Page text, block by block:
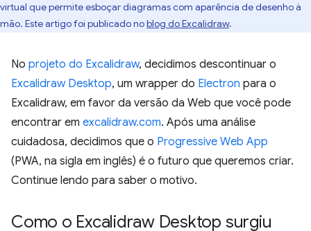
virtual que permite esboçar diagramas com aparência de desenho à
mão. Este artigo foi publicado noblog do Excalidraw.
No projeto do Excalidraw, decidimos descontinuar o
Excalidraw Desktop, um wrapper do Electron para o
Excalidraw, em favor da versão da Web que você pode
encontrar em excalidraw.com. Após uma análise
cuidadosa, decidimos que o Progressive Web App
(PWA, na sigla em inglês) é o futuro que queremos criar.
Continue lendo para saber o motivo.
Como o Excalidraw Desktop surgiu